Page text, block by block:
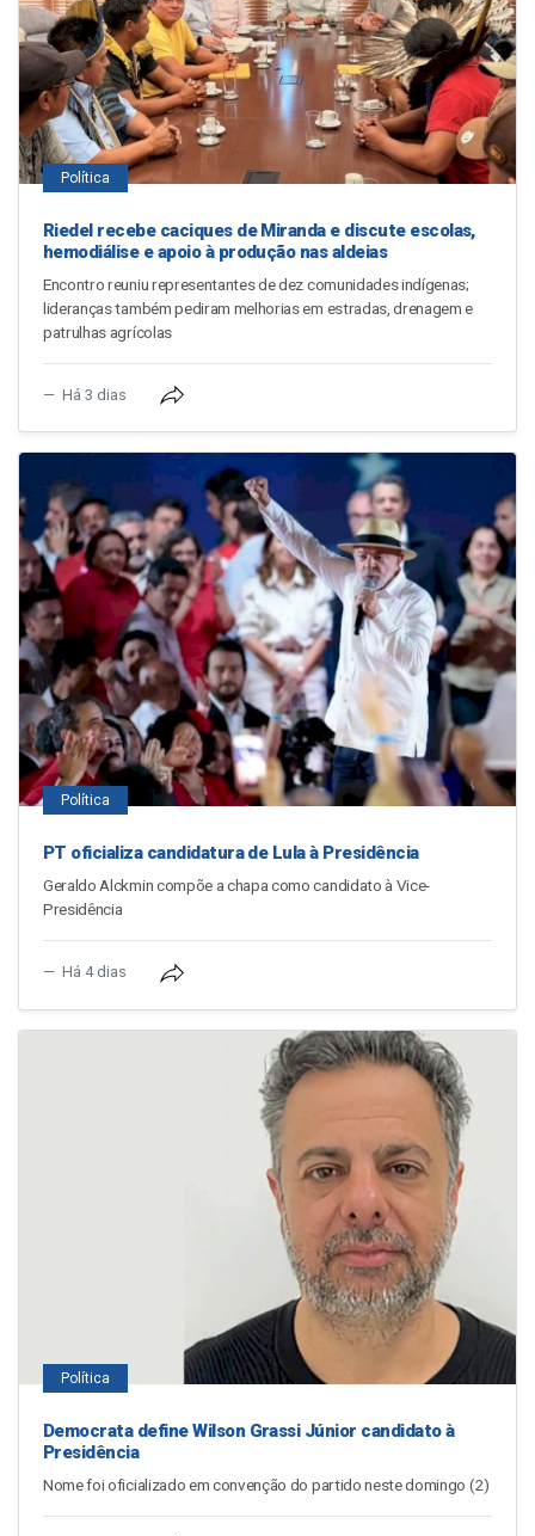
Política
Riedel recebe caciques de Miranda e discute escolas,
hemodiálise e apoio à produção nas aldeias
Encontro reuniu representantes de dez comunidades indígenas;
lideranças também pediram melhorias em estradas, drenagem e
patrulhas agrícolas
Há 3 dias
Política
PT oficializa candidatura de Lula à Presidência
Geraldo Alckmin compõe a chapa como candidato à Vice-
Presidência
Há 4 dias
Política
Democrata define Wilson Grassi Júnior candidato à
Presidência
Nome foi oficializado em convenção do partido neste domingo (2)